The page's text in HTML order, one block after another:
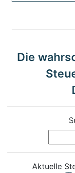
Die
Aktuelle